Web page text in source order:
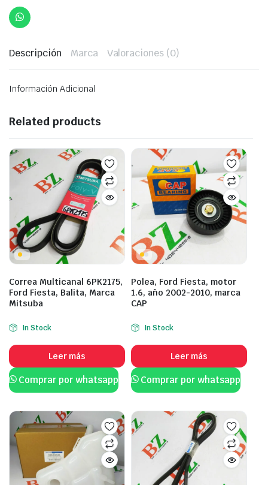
Descripción Marca Valoraciones (0)
Información Adicional
Related products
Correa Multicanal 6PK2175,
Ford Fiesta, Balita, Marca
Mitsuba
In Stock
Leer más
Comprar por whatsapp
Polea, Ford Fiesta, motor
1.6, año 2002-2010, marca
CAP
In Stock
Leer más
Comprar por whatsapp